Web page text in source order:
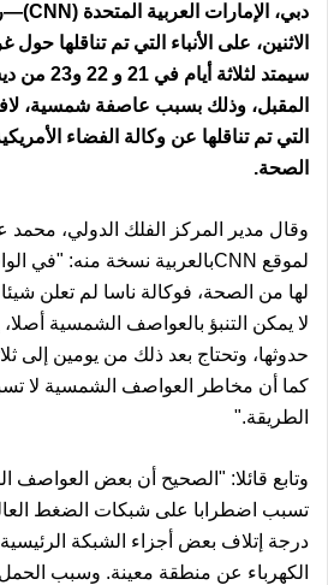
دبي، الإمارات العربية المتحدة (CNN)
الاثنين، على الأنباء التي تم تناقلها
سيمتد
المقبل، وذلك بسبب عاصفة شمسية،
التي تم تناقلها عن وكالة الفضاء
الصحة.
وقال مدير المركز الفلك الدولي،
لموقع CNNبالعربية نسخة منه: "في
لها من الصحة، فوكالة ناسا لم تعلن
لا يمكن التنبؤ بالعواصف الشمسية
حدوثها، وتحتاج بعد ذلك من يومين إلى
كما أن مخاطر العواصف الشمسية لا
الطريقة."
وتابع قائلا: "الصحيح أن بعض العواصف
تسبب اضطرابا على شبكات الضغط
درجة إتلاف بعض أجزاء الشبكة
الكهرباء عن منطقة معينة. وسبب الحمل